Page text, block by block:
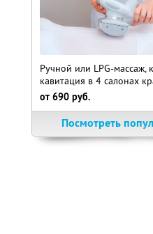
Ручной или LPG-массаж,
кавитация в 4 салонах
от 690 руб.
Посмотреть